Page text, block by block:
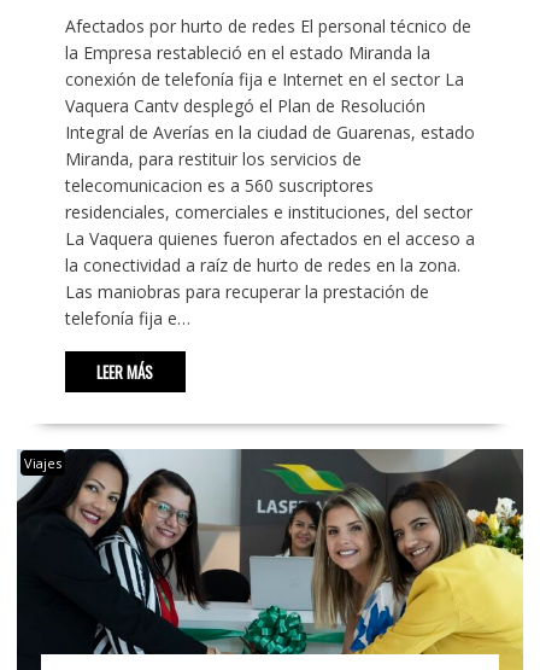
Afectados por hurto de redes El personal técnico de
la Empresa restableció en el estado Miranda la
conexión de telefonía fija e Internet en el sector La
Vaquera Cantv desplegó el Plan de Resolución
Integral de Averías en la ciudad de Guarenas, estado
Miranda, para restituir los servicios de
telecomunicacion es a 560 suscriptores
residenciales, comerciales e instituciones, del sector
La Vaquera quienes fueron afectados en el acceso a
la conectividad a raíz de hurto de redes en la zona.
Las maniobras para recuperar la prestación de
telefonía fija e…
LEER MÁS
Viajes